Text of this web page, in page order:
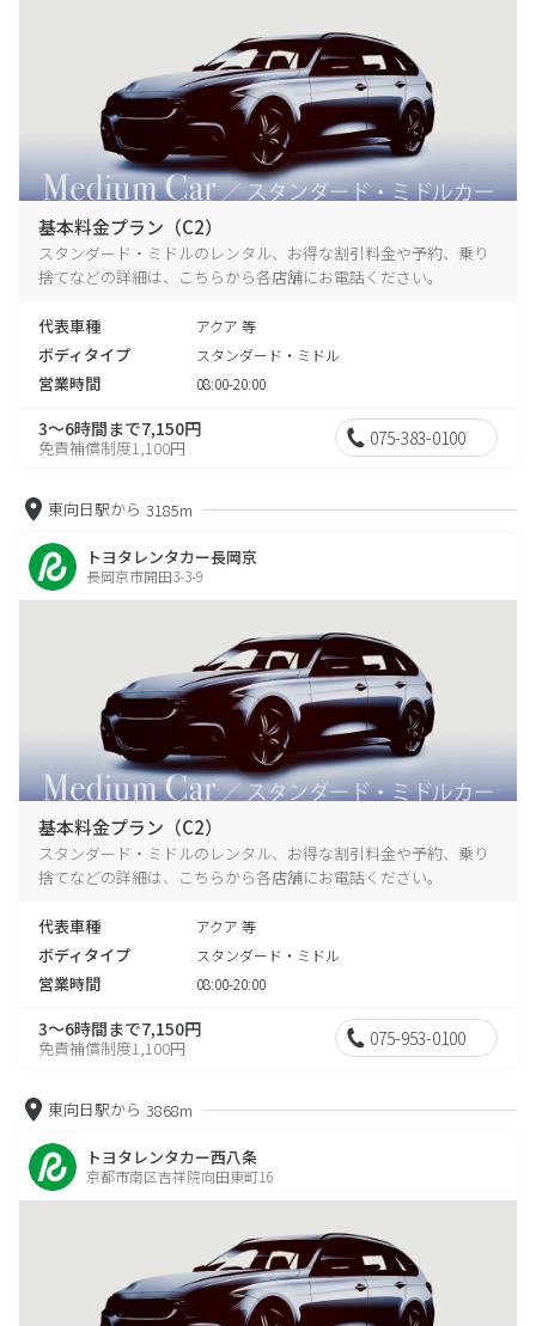
基本料金プラン（C2）
スタンダード・ミドルのレンタル、お得な割引料金や予約、乗り
捨てなどの詳細は、こちらから各店舗にお電話ください。
代表車種 アクア 等
ボディタイプ スタンダード・ミドル
営業時間 08:00-20:00
3～6時間まで7,150円
免責補償制度1,100円 075-383-0100
東向日駅から 3185m
トヨタレンタカー長岡京
長岡京市開田3-3-9
基本料金プラン（C2）
スタンダード・ミドルのレンタル、お得な割引料金や予約、乗り
捨てなどの詳細は、こちらから各店舗にお電話ください。
代表車種 アクア 等
ボディタイプ スタンダード・ミドル
営業時間 08:00-20:00
3～6時間まで7,150円
免責補償制度1,100円 075-953-0100
東向日駅から 3868m
トヨタレンタカー西八条
京都市南区吉祥院向田東町16